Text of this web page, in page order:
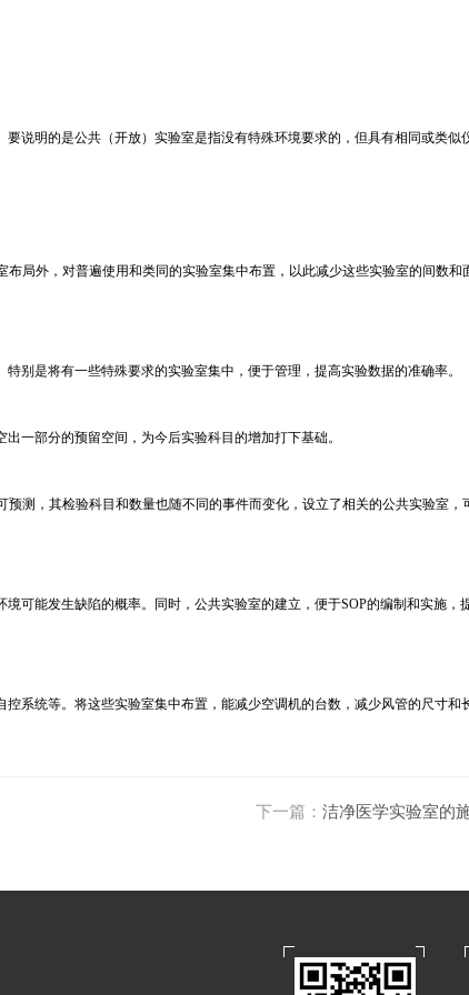
说明的是公共（开放）实验室是指没有特殊环境要求的，但具有相同或类似
局外，对普遍使用和类同的实验室集中布置，以此减少这些实验室的间数和
别是将有一些特殊要求的实验室集中，便于管理，提高实验数据的准确率。
一部分的预留空间，为今后实验科目的增加打下基础。
测，其检验科目和数量也随不同的事件而变化，设立了相关的公共实验室，
可能发生缺陷的概率。同时，公共实验室的建立，便于SOP的编制和实施，
系统等。将这些实验室集中布置，能减少空调机的台数，减少风管的尺寸和
下一篇： 洁净医学实验室的